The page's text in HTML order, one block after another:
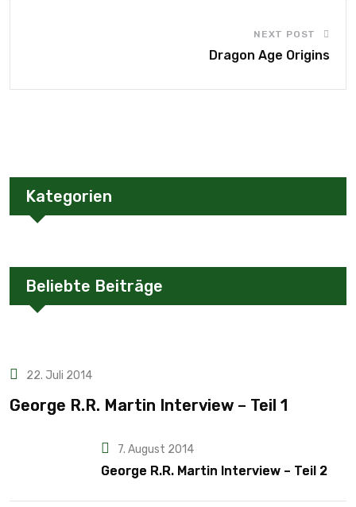
NEXT POST
Dragon Age Origins
Kategorien
Beliebte Beiträge
22. Juli 2014
George R.R. Martin Interview – Teil 1
7. August 2014
George R.R. Martin Interview – Teil 2